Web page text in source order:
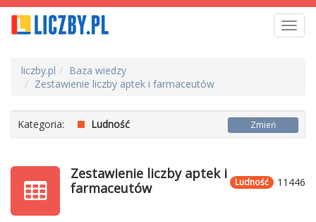
liczby.pl
Baza wiedzy
Zestawienie liczby aptek i farmaceutów
Kategoria: Ludność Zmień
11446
Ludność
Zestawienie liczby aptek i
farmaceutów